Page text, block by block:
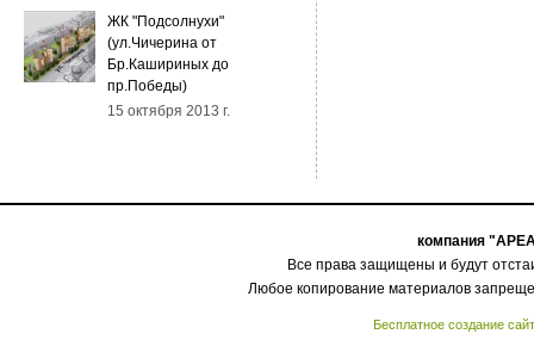
ЖК "Подсолнухи"
(ул.Чичерина от
Бр.Кашириных до
пр.Победы)
15 октября 2013 г.
компания
Все права защищены и будут
Любое копирование материалов
Бесплатное создание